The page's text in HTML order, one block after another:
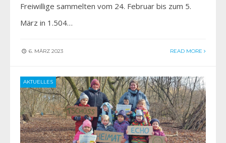
Freiwillige sammelten vom 24. Februar bis zum 5.
März in 1.504…
6. MÄRZ 2023 READ MORE
AKTUELLES